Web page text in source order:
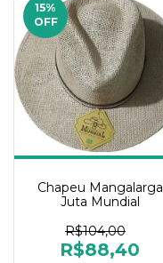
15%
OFF
Chapeu Mangalarga
Juta Mundial
R$104,00
R$88,40